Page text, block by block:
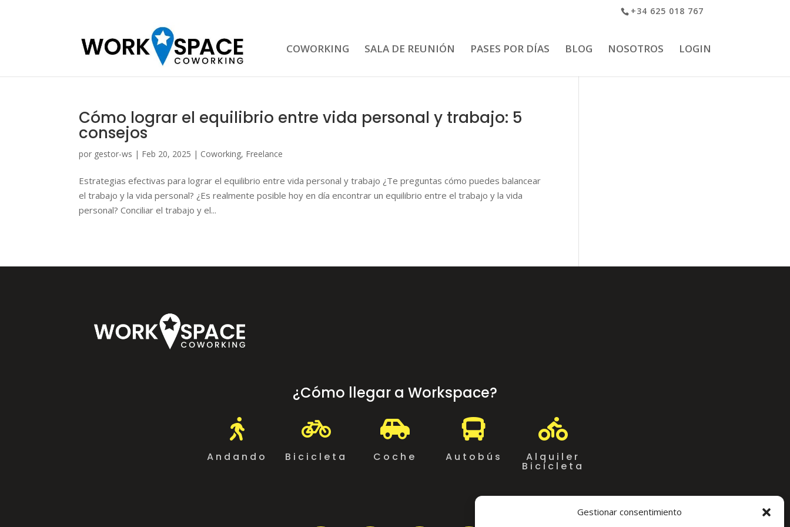
Gestionar consentimiento
+34 625 018 767
COWORKING SALA DE REUNIÓN PASES POR DÍAS BLOG NOSOTROS LOGIN
Cómo lograr el equilibrio entre vida personal y trabajo: 5
consejos
por gestor-ws | Feb 20, 2025 | Coworking, Freelance
Estrategias efectivas para lograr el equilibrio entre vida personal y trabajo ¿Te preguntas cómo puedes balancear
el trabajo y la vida personal? ¿Es realmente posible hoy en día encontrar un equilibrio entre el trabajo y la vida
personal? Conciliar el trabajo y el...
¿Cómo llegar a Workspace?

Andando

Bicicleta

Coche

Autobús

Alquiler
Bicicleta